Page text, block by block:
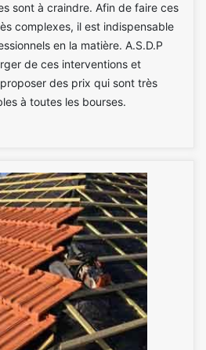
sont à craindre. Afin de faire ces
complexes, il est indispensable
en la matière. A.S.D.P
de ces interventions et
des prix qui sont très
à toutes les bourses.